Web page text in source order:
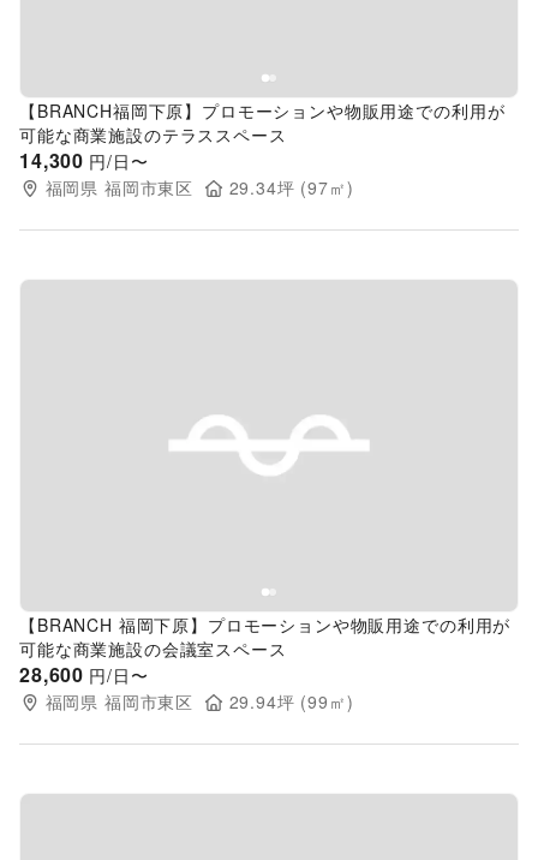
【BRANCH福岡下原】プロモーションや物販用途での利用が
可能な商業施設のテラススペース
14,300 円/日〜
福岡県 福岡市東区 29.34坪 (97㎡)
Previous slide
【BRANCH 福岡下原】プロモーションや物販用途での利用が
可能な商業施設の会議室スペース
28,600 円/日〜
福岡県 福岡市東区 29.94坪 (99 ㎡)